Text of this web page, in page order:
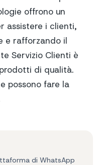
offrono un
assistere i clienti,
e rafforzando il
Servizio Clienti è
di qualità.
possono fare la
di WhatsApp